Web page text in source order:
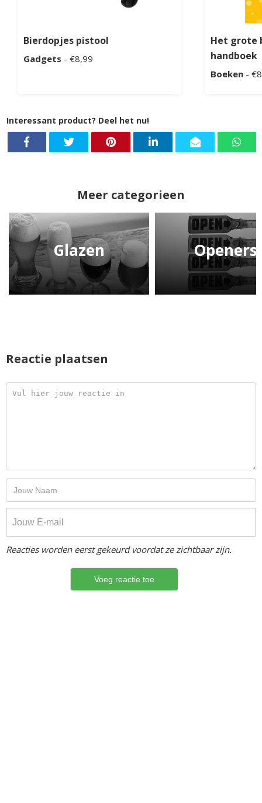
Bierdopjes pistool
Gadgets - €8,99
Het grote
handboek
Boeken -
Interessant product? Deel het nu!
Meer categorieen
Glazen Openers
Reactie plaatsen
Reacties worden eerst gekeurd voordat ze zichtbaar zijn.